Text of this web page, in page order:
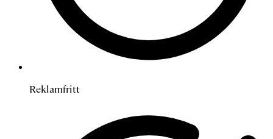
Reklamfritt